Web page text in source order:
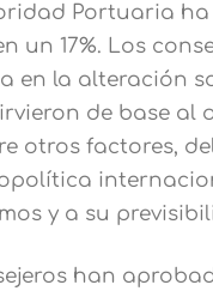
Portuaria
un 17%. Los
en la alteración
de base al
otros factores,
y a su
han